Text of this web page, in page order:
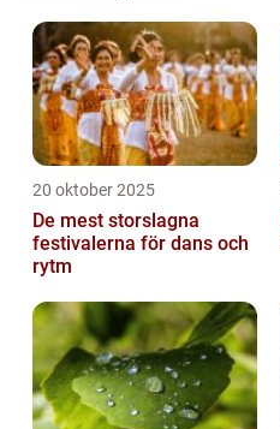
20 oktober 2025
De mest storslagna
festivalerna för dans och
rytm